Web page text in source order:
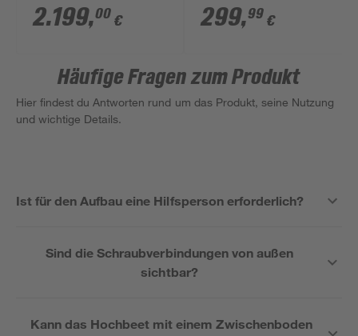
mit 4 mm
Hohlkammerplatten
2.199,00 €
610' 6,4 m²
299,99 €
Häufige Fragen zum Produkt
Hier findest du Antworten rund um das Produkt, seine Nutzung
und wichtige Details.
Ist für den Aufbau eine Hilfsperson erforderlich?
Sind die Schraubverbindungen von außen
sichtbar?
Kann das Hochbeet mit einem Zwischenboden